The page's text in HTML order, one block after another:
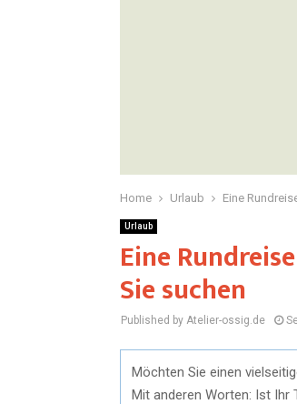
Home Urlaub Eine
Urlaub
Eine
Sie suchen
Published by Atelier-ossig.de
Möchten Sie einen
Mit anderen Worten: Ist Ihr